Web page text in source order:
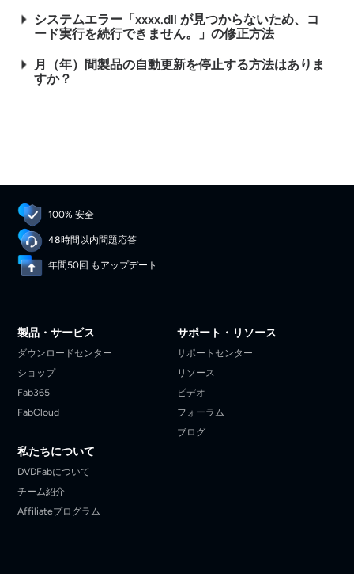
システムエラー「xxxx.dll が見つからないため、コ
ード実行を続行できません。」の修正方法
月（年）間製品の自動更新を停止する方法はありま
すか？
100% 安全
48時間以内問題応答
年間50回 もアップデート
製品・サービス
ダウンロードセンター
ショップ
Fab365
FabCloud
サポート・リソース
サポートセンター
リソース
ビデオ
フォーラム
ブログ
私たちについて
DVDFabについて
チーム紹介
Affiliateプログラム